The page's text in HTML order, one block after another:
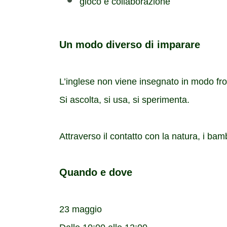
Un modo diverso di imparare
L’inglese non viene insegnato in modo
Si ascolta, si usa, si sperimenta.
Attraverso il contatto con la natura, i
Quando e dove
23 maggio